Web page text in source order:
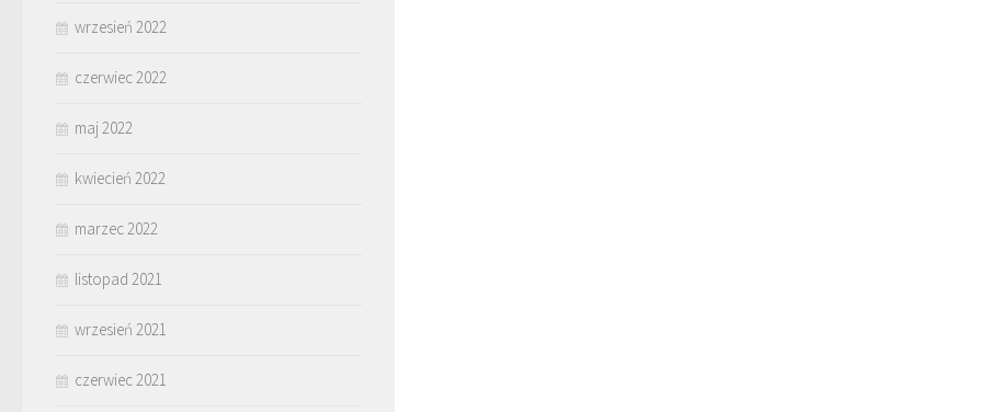
wrzesień 2022
czerwiec 2022
maj 2022
kwiecień 2022
marzec 2022
listopad 2021
wrzesień 2021
czerwiec 2021